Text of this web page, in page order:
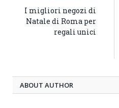
I migliori negozi di
Natale di Roma per
regali unici
ABOUT AUTHOR